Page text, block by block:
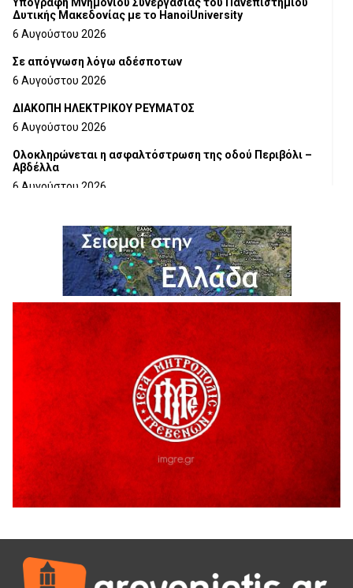
Δυτικής Μακεδονίας με το HanoiUniversity
6 Αυγούστου 2026
Σε απόγνωση λόγω αδέσποτων
6 Αυγούστου 2026
ΔΙΑΚΟΠΗ ΗΛΕΚΤΡΙΚΟΥ ΡΕΥΜΑΤΟΣ
6 Αυγούστου 2026
Ολοκληρώνεται η ασφαλτόστρωση της οδού Περιβόλι –
Αβδέλλα
6 Αυγούστου 2026
5 Αυγούστου 2026
Ο ΑΝΔΡΕΑΣ ΑΣΛΑΝΙΔΗΣ ΣΥΝΕΧΙΖΕΙ ΣΤΟΝ ΠΡΩΤΕΑ
ΓΡΕΒΕΝΩΝ
5 Αυγούστου 2026
Ευχαριστήριο Εκπολιτιστικού Συλλόγου Ταξιάρχη προς κ.
Παρασχάκη Αθανάσιο
Διακοπή υδροδότησης του Α΄ κλάδου ύδρευσης
5 Αυγούστου 2026
Η Marseaux στα Γρεβενά για μια μοναδική συναυλία
Θερινό Σινεμά στο πλαίσιο του «Πολιτιστικού
Καλοκαιριού 2026» με την βραβευμένη ταινία «Μικρές
Ανάσες».
Γρεβενά: Συνελήφθη 18χρονος αλλοδαπός, για κλοπή
εξοπλισμού γυμναστηρίου
5 Αυγούστου 2026